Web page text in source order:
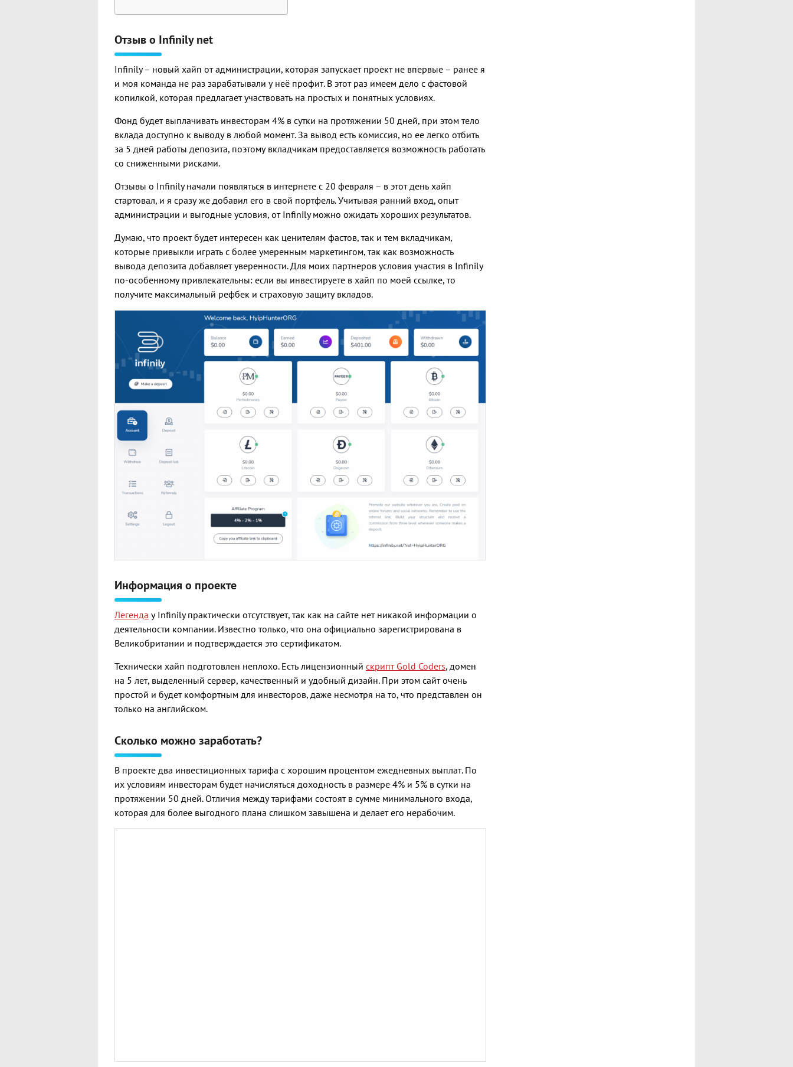
Отзыв о Infinily net
Infinily – новый хайп от администрации, которая запускает проект не впервые – ранее я
и моя команда не раз зарабатывали у неё профит. В этот раз имеем дело с фастовой
копилкой, которая предлагает участвовать на простых и понятных условиях.
Фонд будет выплачивать инвесторам 4% в сутки на протяжении 50 дней, при этом тело
вклада доступно к выводу в любой момент. За вывод есть комиссия, но ее легко отбить
за 5 дней работы депозита, поэтому вкладчикам предоставляется возможность работать
со сниженными рисками.
Отзывы о Infinily начали появляться в интернете с 20 февраля – в этот день хайп
стартовал, и я сразу же добавил его в свой портфель. Учитывая ранний вход, опыт
администрации и выгодные условия, от Infinily можно ожидать хороших результатов.
Думаю, что проект будет интересен как ценителям фастов, так и тем вкладчикам,
которые привыкли играть с более умеренным маркетингом, так как возможность
вывода депозита добавляет уверенности. Для моих партнеров условия участия в Infinily
по-особенному привлекательны: если вы инвестируете в хайп по моей ссылке, то
получите максимальный рефбек и страховую защиту вкладов.
Информация о проекте
Легенда у Infinily практически отсутствует, так как на сайте нет никакой информации о
деятельности компании. Известно только, что она официально зарегистрирована в
Великобритании и подтверждается это сертификатом.
Технически хайп подготовлен неплохо. Есть лицензионный скрипт Gold Coders, домен
на 5 лет, выделенный сервер, качественный и удобный дизайн. При этом сайт очень
простой и будет комфортным для инвесторов, даже несмотря на то, что представлен он
только на английском.
Сколько можно заработать?
В проекте два инвестиционных тарифа с хорошим процентом ежедневных выплат. По
их условиям инвесторам будет начисляться доходность в размере 4% и 5% в сутки на
протяжении 50 дней. Отличия между тарифами состоят в сумме минимального входа,
которая для более выгодного плана слишком завышена и делает его нерабочим.